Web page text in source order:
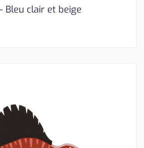
Bleu clair et beige